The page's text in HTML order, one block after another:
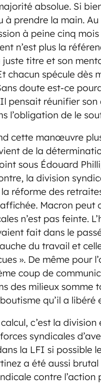
absolue. Si
à prendre la main.
à peine cinq
n’est plus la
titre et son
chacun spécule dès
doute est-ce
pensait réunifier
l’obligation de le
cette manœuvre
de la
sous Édouard
la division
réforme des
Macron peut
n’est pas feinte.
fait dans le
du travail et
». De même pour
coup de
des milieux somme
qu’il a libéré
c’est la
syndicales
la LFI si possible
a été aussi
contre